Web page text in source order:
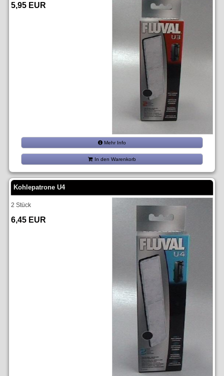
5,95 EUR
Mehr Info
In den Warenkorb
Kohlepatrone U4
2 Stück
6,45 EUR